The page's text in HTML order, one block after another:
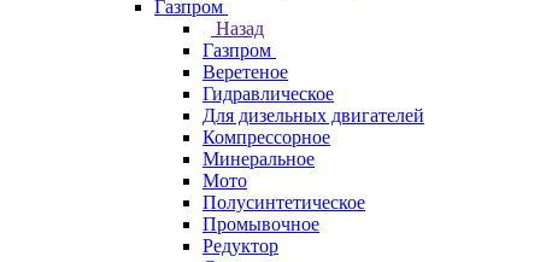
Газпром
Назад
Газпром
Веретеное
Гидравлическое
Для дизельных двигателей
Компрессорное
Минеральное
Мото
Полусинтетическое
Промывочное
Редуктор